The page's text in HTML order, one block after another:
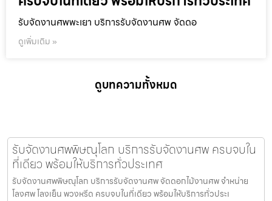
รับจัดงานศพพะเยา บริการรับจัดงานศพ จัดดอ
ดูเพิ่มเติม »
ดูบทความทั้งหมด
รับจัดงานศพพิษณุโลก บริการรับจัดงานศพ ครบจบใน
ที่เดียว พร้อมให้บริการทั่วประเทศ
รับจัดงานศพพิษณุโลก บริการรับจัดงานศพ จัดดอกไม้งานศพ จำหน่าย
โลงศพ โลงเย็น พวงหรีด ครบจบในที่เดียว พร้อมให้บริการทั่วประเ